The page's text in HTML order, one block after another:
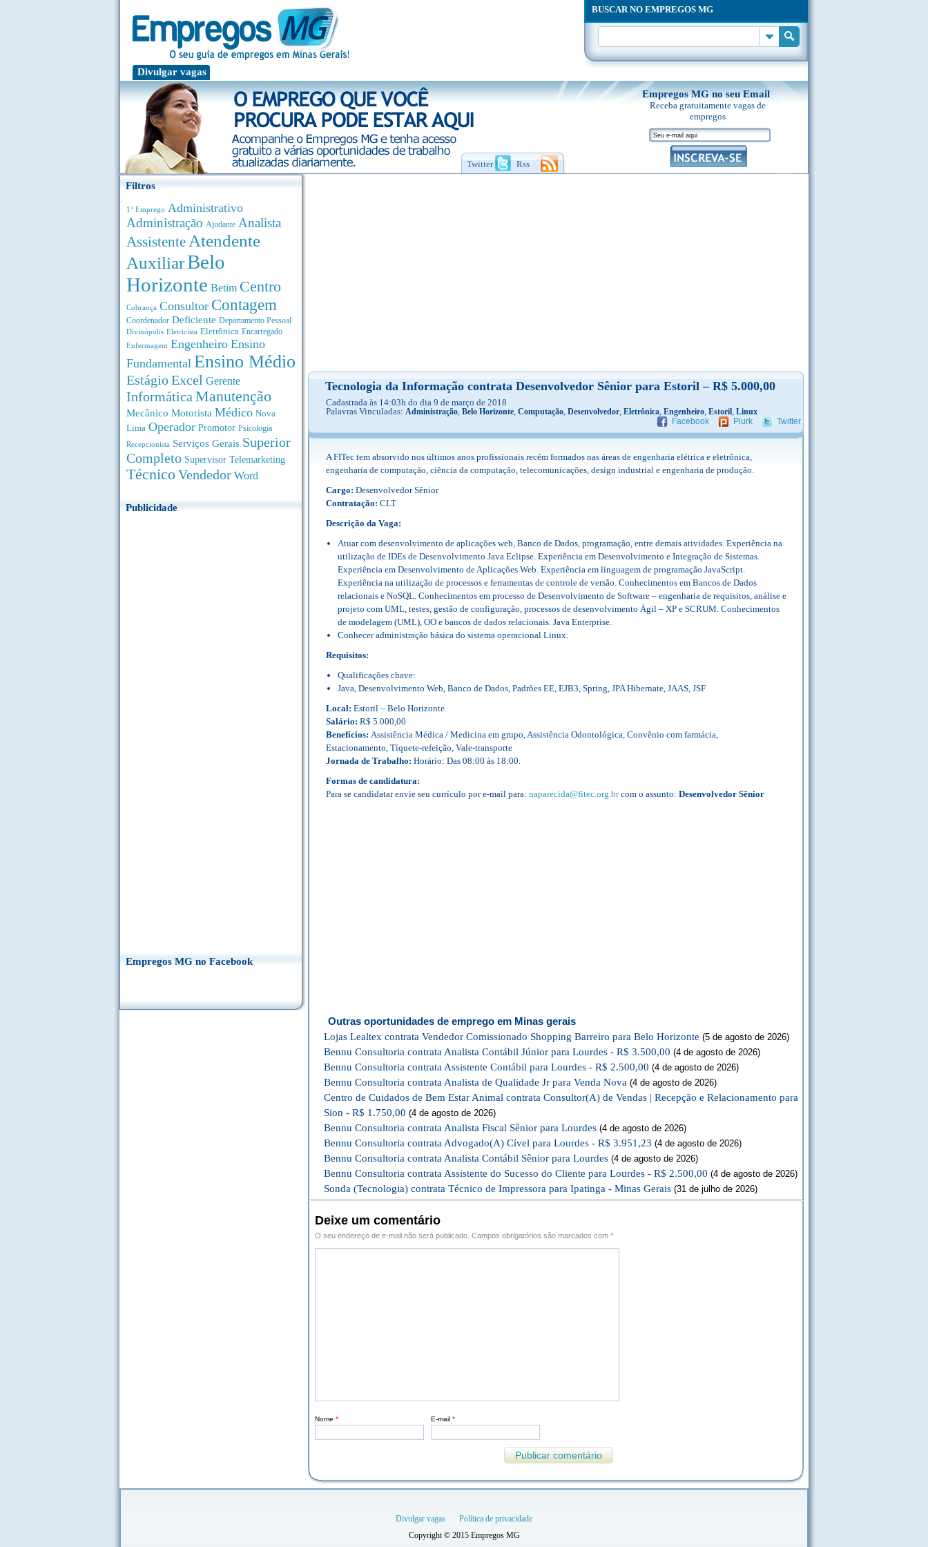
Divulgar vagas
BUSCAR NO EMPREGOS MG
Twitter Rss
Empregos MG no seu Email
Receba gratuitamente vagas de
empregos
Filtros
1° Emprego Administrativo
Administração Ajudante Analista
Assistente Atendente
AuxiliarBelo
Horizonte Betim Centro
Cobrança Consultor Contagem
Coordenador Deficiente Departamento Pessoal
Divinópolis Eletricista Eletrônica Encarregado
Enfermagem Engenheiro Ensino
Fundamental Ensino Médio
EstágioExcel Gerente
Informática Manutenção
Mecânico Motorista Médico Nova
Lima Operador Promotor Psicologia
Recepcionista Serviços Gerais Superior
Completo Supervisor Telemarketing
TécnicoVendedor Word
Publicidade
Empregos MG no Facebook
Tecnologia da Informação contrata Desenvolvedor Sênior para Estoril – R$ 5.000,00
Cadastrada às 14:03h do dia 9 de março de 2018
Palavras Vinculadas: Administração, Belo Horizonte, Computação, Desenvolvedor, Eletrônica, Engenheiro, Estoril, Linux
Facebook
Plurk Twitter
A FITec tem absorvido nos últimos anos profissionais recém formados nas áreas de engenharia elétrica e eletrônica,
engenharia de computação, ciência da computação, telecomunicações, design industrial e engenharia de produção.
Cargo: Desenvolvedor Sênior
Contratação: CLT
Descrição da Vaga:
Atuar com desenvolvimento de aplicações web, Banco de Dados, programação, entre demais atividades. Experiência na
utilização de IDEs de Desenvolvimento Java Eclipse. Experiência em Desenvolvimento e Integração de Sistemas.
Experiência em Desenvolvimento de Aplicações Web. Experiência em linguagem de programação JavaScript.
Experiência na utilização de processos e ferramentas de controle de versão. Conhecimentos em Bancos de Dados
relacionais e NoSQL. Conhecimentos em processo de Desenvolvimento de Software – engenharia de requisitos, análise e
projeto com UML, testes, gestão de configuração, processos de desenvolvimento Ágil – XP e SCRUM. Conhecimentos
de modelagem (UML), OO e bancos de dados relacionais. Java Enterprise.
Conhecer administração básica do sistema operacional Linux.
Requisitos:
Qualificações chave:
Java, Desenvolvimento Web, Banco de Dados, Padrões EE, EJB3, Spring, JPA Hibernate, JAAS, JSF
Local: Estoril – Belo Horizonte
Salário: R$ 5.000,00
Benefícios: Assistência Médica / Medicina em grupo, Assistência Odontológica, Convênio com farmácia,
Estacionamento, Tíquete-refeição, Vale-transporte
Jornada de Trabalho: Horário: Das 08:00 às 18:00.
Formas de candidatura:
Para se candidatar envie seu currículo por e-mail para: naparecida@fitec.org.brcom o assunto: Desenvolvedor Sênior
Outras oportunidades de emprego em Minas gerais
Lojas Lealtex contrata Vendedor Comissionado Shopping Barreiro para Belo Horizonte (5 de agosto de 2026)
Bennu Consultoria contrata Analista Contábil Júnior para Lourdes - R$ 3.500,00 (4 de agosto de 2026)
Bennu Consultoria contrata Assistente Contábil para Lourdes - R$ 2.500,00 (4 de agosto de 2026)
Bennu Consultoria contrata Analista de Qualidade Jr para Venda Nova (4 de agosto de 2026)
Centro de Cuidados de Bem Estar Animal contrata Consultor(A) de Vendas | Recepção e Relacionamento para
Sion - R$ 1.750,00 (4 de agosto de 2026)
Bennu Consultoria contrata Analista Fiscal Sênior para Lourdes (4 de agosto de 2026)
Bennu Consultoria contrata Advogado(A) Cível para Lourdes - R$ 3.951,23 (4 de agosto de 2026)
Bennu Consultoria contrata Analista Contábil Sênior para Lourdes (4 de agosto de 2026)
Bennu Consultoria contrata Assistente do Sucesso do Cliente para Lourdes - R$ 2.500,00 (4 de agosto de 2026)
Sonda (Tecnologia) contrata Técnico de Impressora para Ipatinga - Minas Gerais (31 de julho de 2026)
Deixe um comentário
O seu endereço de e-mail não será publicado. Campos obrigatórios são marcados com *
Nome * E-mail *
Divulgar vagas
Política de privacidade
Copyright © 2015 Empregos MG